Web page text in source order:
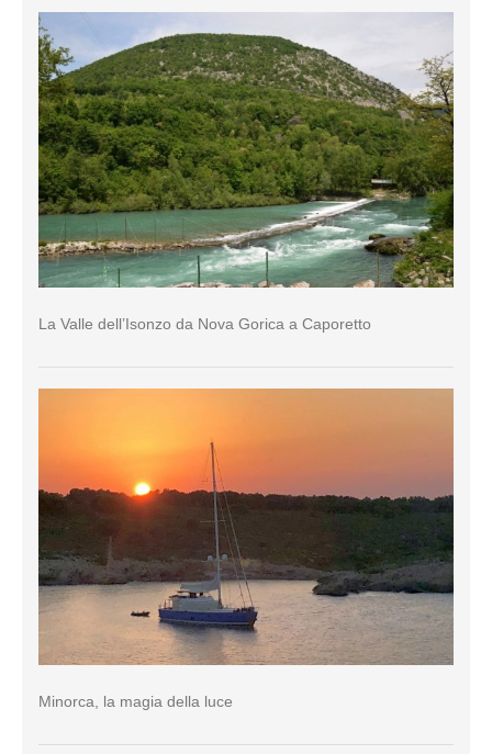
La Valle dell’Isonzo da Nova Gorica a Caporetto
Minorca, la magia della luce